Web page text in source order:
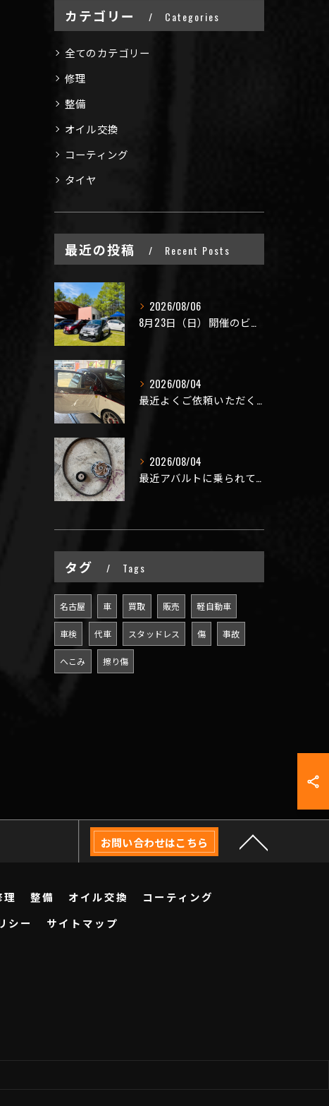
カテゴリー Categories
全てのカテゴリー
修理
整備
オイル交換
コーティング
タイヤ
最近の投稿 Recent Posts
2026/08/06
8月23日（日）開催のビーナスラインを走ろうの会 夏の陣
2026/08/04
最近よくご依頼いただく、弊社おすすめメニュー！
2026/08/04
最近アバルトに乗られてるお客様のご来店がありがたいことに大幅...
タグ Tags
名古屋 車 買取 販売 軽自動車
車検 代車 スタッドレス 傷 事故
へこみ 擦り傷
お問い合わせはこちら
理 整備 オイル交換
コーティング
シー サイトマップ